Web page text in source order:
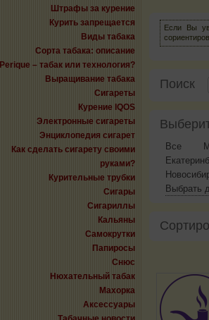
Штрафы за курение
Курить запрещается
Виды табака
Сорта табака: описание
Perique – табак или технология?
Выращивание табака
Сигареты
Курение IQOS
Электронные сигареты
Энциклопедия сигарет
Как сделать сигарету своими
руками?
Курительные трубки
Сигары
Сигариллы
Кальяны
Самокрутки
Папиросы
Снюс
Нюхательный табак
Махорка
Аксессуары
Если Вы
Поиск
Все
Выбрать